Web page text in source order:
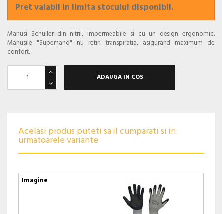
Pret valabil in limita stocului disponibil.
Manusi Schuller din nitril, impermeabile si cu un design ergonomic.
Manusile "Superhand" nu retin transpiratia, asigurand maximum de
confort.
ADAUGA IN COS
Acelasi produs puteti sa il cumparati si in
urmatoarele variante